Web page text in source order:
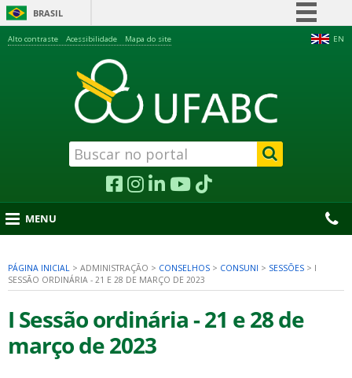
BRASIL
Acesso à informação
Legislação
Canais
EN
Alto contraste Acessibilidade Mapa do site
MENU
PÁGINA INICIAL > ADMINISTRAÇÃO > CONSELHOS > CONSUNI > SESSÕES > I
SESSÃO ORDINÁRIA - 21 E 28 DE MARÇO DE 2023
I Sessão ordinária - 21 e 28 de
março de 2023